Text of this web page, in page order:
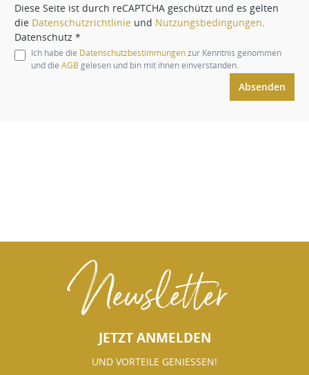
Diese Seite ist durch reCAPTCHA geschützt und es gelten
die Datenschutzrichtlinie und Nutzungsbedingungen
Datenschutz *
Ich habe die Datenschutzbestimmungenzur Kenntnis genommen
und die AGB gelesen und bin mit ihnen einverstanden.
Absenden
Newsletter
JETZT ANMELDEN
UND VORTEILE GENIESSEN!